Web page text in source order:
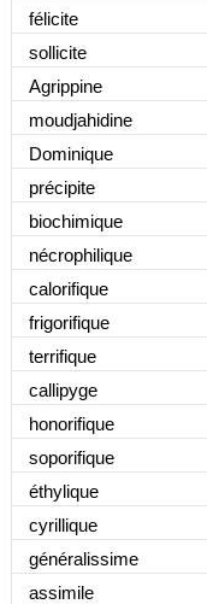
félicite
sollicite
Agrippine
moudjahidine
Dominique
précipite
biochimique
nécrophilique
calorifique
frigorifique
terrifique
callipyge
honorifique
soporifique
éthylique
cyrillique
généralissime
assimile